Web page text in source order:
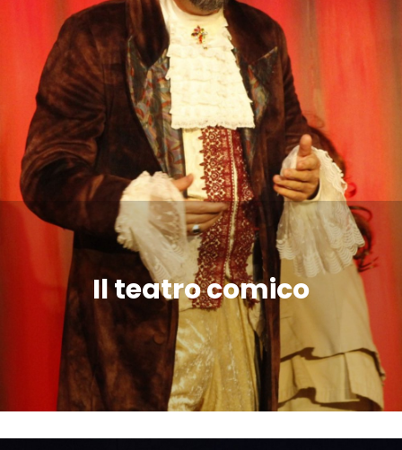
Il teatro comico